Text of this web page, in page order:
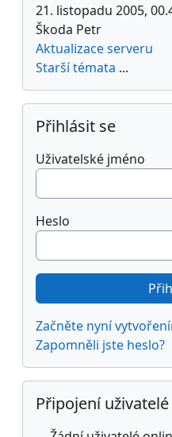
21. listopadu 2005,
Škoda Petr
Aktualizace serveru
Starší témata ...
Přeskočit: Přihlásit se
Přihlásit se
Uživatelské jméno
Heslo
Začněte nyní
Zapomněli jste heslo?
Přeskočit: Připojení
Připojení uživatelé